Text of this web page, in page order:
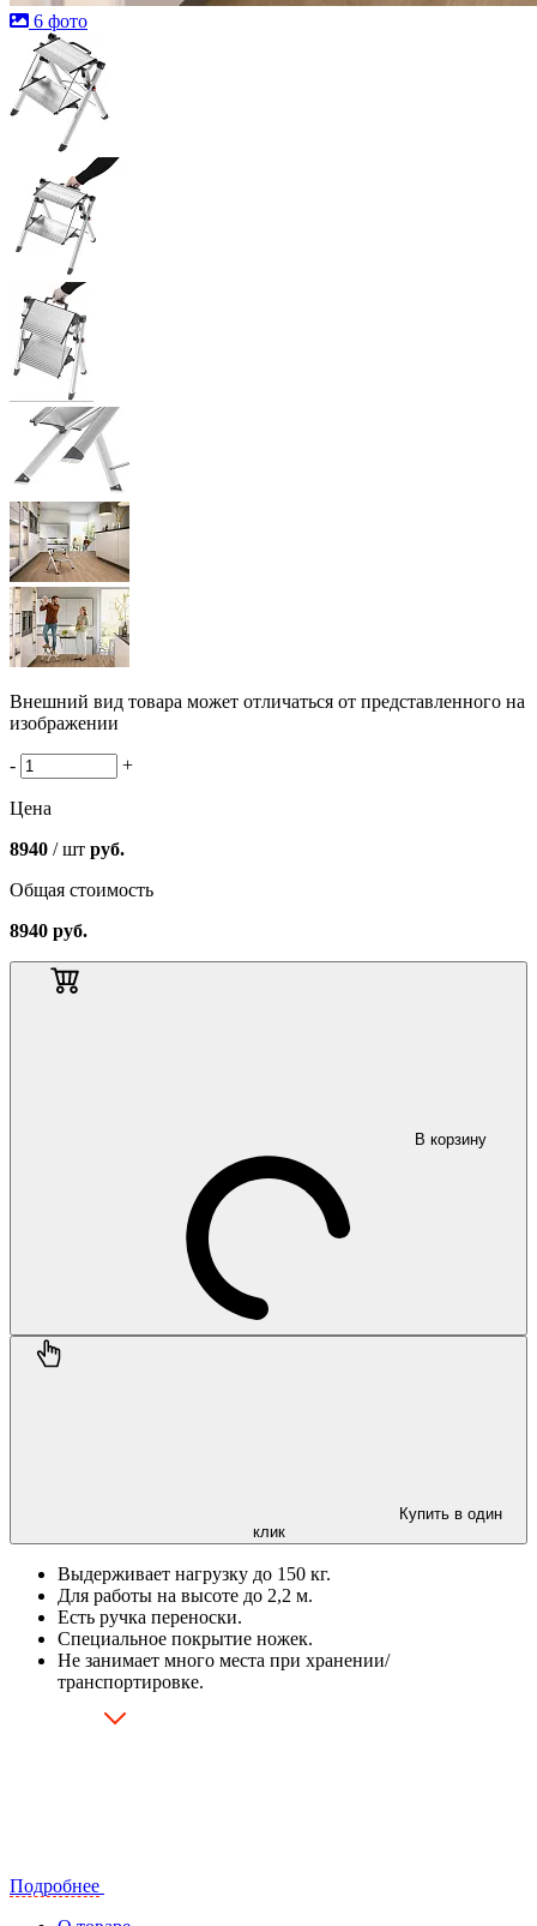
6 фото
Внешний вид товара может отличаться от представленного на
изображении
- +
Цена
8940 / шт руб.
Общая стоимость
8940 руб.
В корзину
Купить в один
клик
Выдерживает нагрузку до 150 кг.
Для работы на высоте до 2,2 м.
Есть ручка переноски.
Специальное покрытие ножек.
Не занимает много места при хранении/
транспортировке.
Подробнее